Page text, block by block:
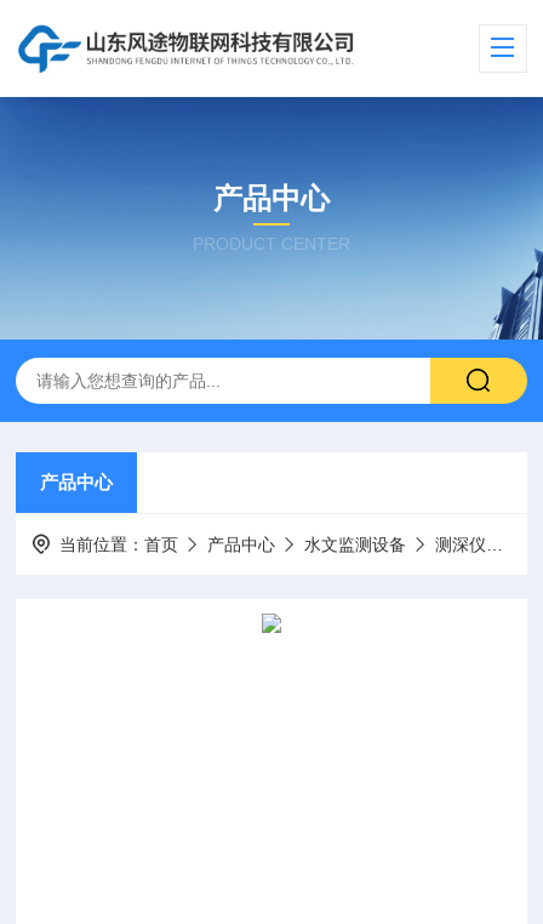
产品中心
PRODUCT CENTER
产品中心
当前位置：首页 产品中心 水文监测设备 测深仪